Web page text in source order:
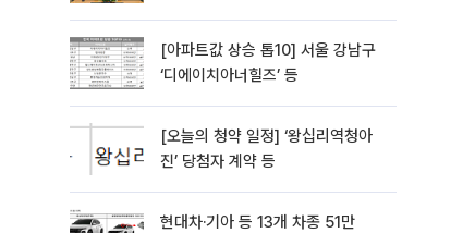
[아파트값 상승 톱10] 서울 강남구
‘디에이치아너힐즈’ 등
[오늘의 청약 일정] ‘왕십리역청아
진’ 당첨자 계약 등
현대차·기아 등 13개 차종 51만